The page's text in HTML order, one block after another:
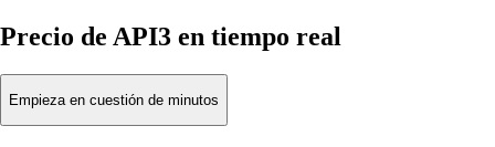
Precio de API3 en tiempo real
Empieza en cuestión de minutos